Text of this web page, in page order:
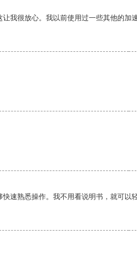
我很放心。我以前使用过一些其他的加
速熟悉操作。我不用看说明书，就可以